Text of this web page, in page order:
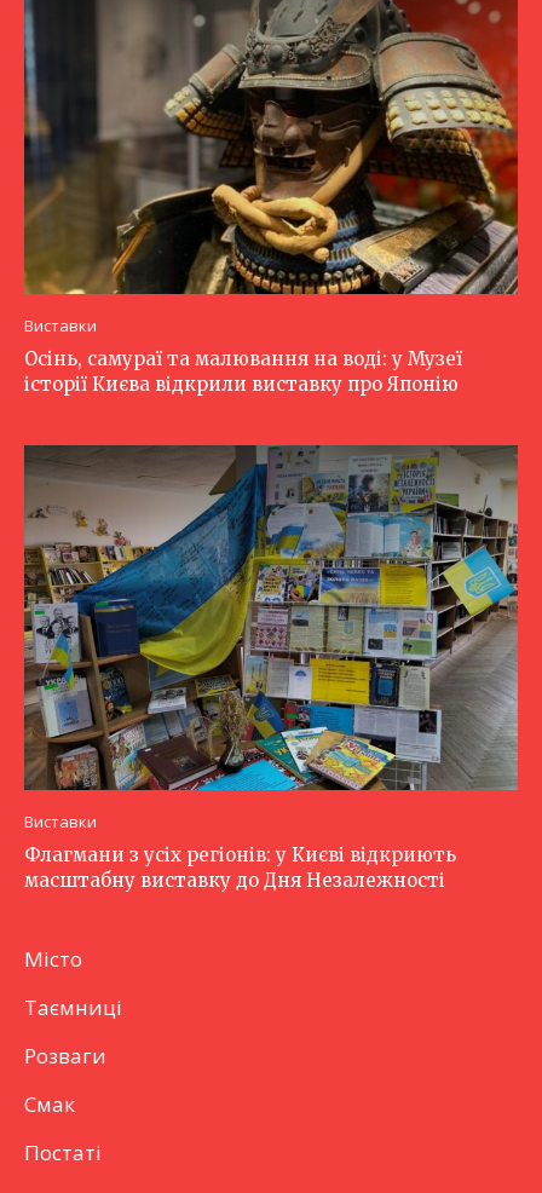
Виставки
Осінь, самураї та малювання на воді: у Музеї
історії Києва відкрили виставку про Японію
Виставки
Флагмани з усіх регіонів: у Києві відкриють
масштабну виставку до Дня Незалежності
Місто
Таємниці
Розваги
Смак
Постаті